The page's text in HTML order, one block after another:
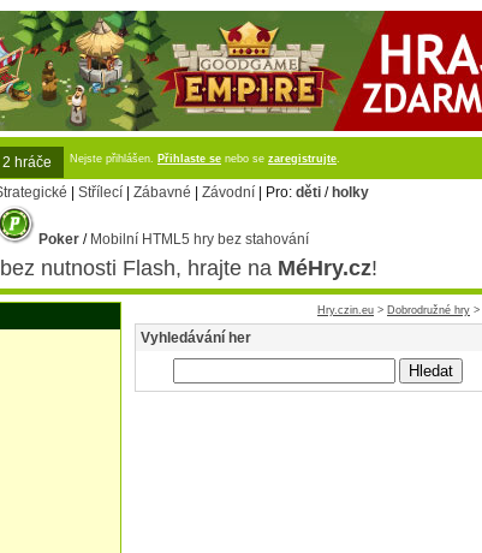
hráče Nejste přihlášen. Přihlaste se nebo se zaregistrujte.
Střílecí Zábavné Závodní | Pro: děti / holky
Poker / Mobilní HTML5 hry bez stahování
nutnosti Flash, hrajte na MéHry.cz!
Hry.czin.eu > Dobrodružné hry >
Vyhledávání her